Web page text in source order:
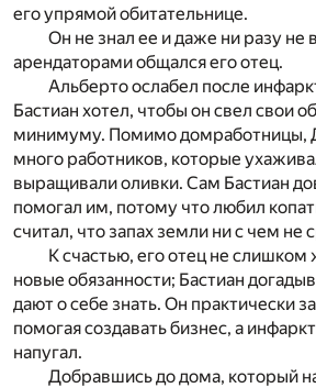
его упрямой обитательнице.
Он не знал ее и даже ни разу не
арендаторами общался его отец.
Альберто ослабел после
Бастиан хотел, чтобы он свел свои
минимуму. Помимо домработницы,
много работников, которые
выращивали оливки. Сам Бастиан
помогал им, потому что любил
считал, что запах земли ни с чем не
К счастью, его отец не слишком
новые обязанности; Бастиан
дают о себе знать. Он практически
помогая создавать бизнес, а
напугал.
Добравшись до дома, который